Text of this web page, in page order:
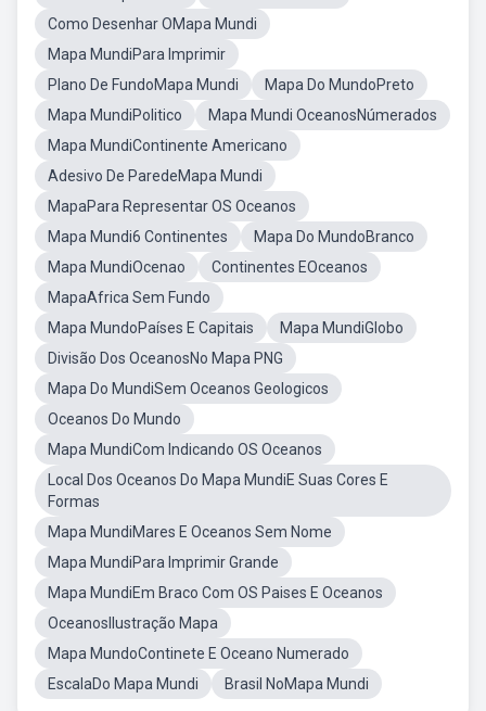
Como Desenhar OMapa Mundi
Mapa MundiPara Imprimir
Plano De FundoMapa Mundi
Mapa Do MundoPreto
Mapa MundiPolitico
Mapa Mundi OceanosNúmerados
Mapa MundiContinente Americano
Adesivo De ParedeMapa Mundi
MapaPara Representar OS Oceanos
Mapa Mundi6 Continentes
Mapa Do MundoBranco
Mapa MundiOcenao
Continentes EOceanos
MapaAfrica Sem Fundo
Mapa MundoPaíses E Capitais
Mapa MundiGlobo
Divisão Dos OceanosNo Mapa PNG
Mapa Do MundiSem Oceanos Geologicos
Oceanos Do Mundo
Mapa MundiCom Indicando OS Oceanos
Local Dos Oceanos Do Mapa MundiE Suas Cores E
Formas
Mapa MundiMares E Oceanos Sem Nome
Mapa MundiPara Imprimir Grande
Mapa MundiEm Braco Com OS Paises E Oceanos
OceanosIlustração Mapa
Mapa MundoContinete E Oceano Numerado
EscalaDo Mapa Mundi
Brasil NoMapa Mundi